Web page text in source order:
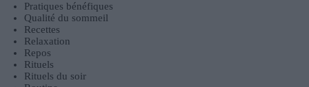
Pratiques bénéfiques
Qualité du sommeil
Recettes
Relaxation
Repos
Rituels
Rituels du soir